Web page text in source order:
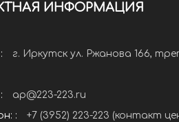
ИНФОРМАЦИЯ
г. Иркутск ул. Ржанова 166,
ap@223-223.ru
:
+7 (3952) 223-223 (контакт